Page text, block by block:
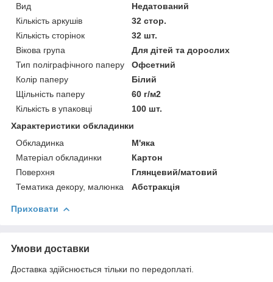
Вид
Недатований
Кількість аркушів
32 стор.
Кількість сторінок
32 шт.
Вікова група
Для дітей та дорослих
Тип поліграфічного паперу
Офсетний
Колір паперу
Білий
Щільність паперу
60 г/м2
Кількість в упаковці
100 шт.
Характеристики обкладинки
Обкладинка
М'яка
Матеріал обкладинки
Картон
Поверхня
Глянцевий/матовий
Тематика декору, малюнка
Абстракція
Приховати
Умови доставки
Доставка здійснюється тільки по передоплаті.